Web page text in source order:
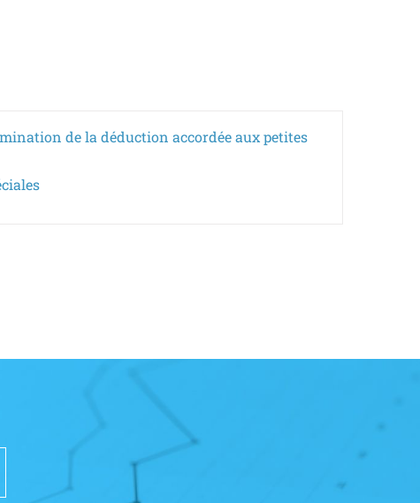
de la déduction accordée aux petites